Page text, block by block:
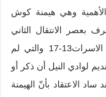
وهي هيمنة كوش
بعصر الانتقال الثاني
بمصر 1786ق.م.-1567ق.م.- الاسرات13-17 والتي لم
لوادي النيل أن ذكر أو
الاعتقاد بأنّ الهيمنة